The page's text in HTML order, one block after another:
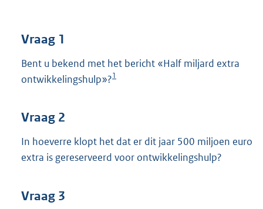
b
Vraag 1
Bent u bekend met het bericht «Half miljard extra
ontwikkelingshulp»?1
Vraag 2
In hoeverre klopt het dat er dit jaar 500 miljoen euro
extra is gereserveerd voor ontwikkelingshulp?
Vraag 3